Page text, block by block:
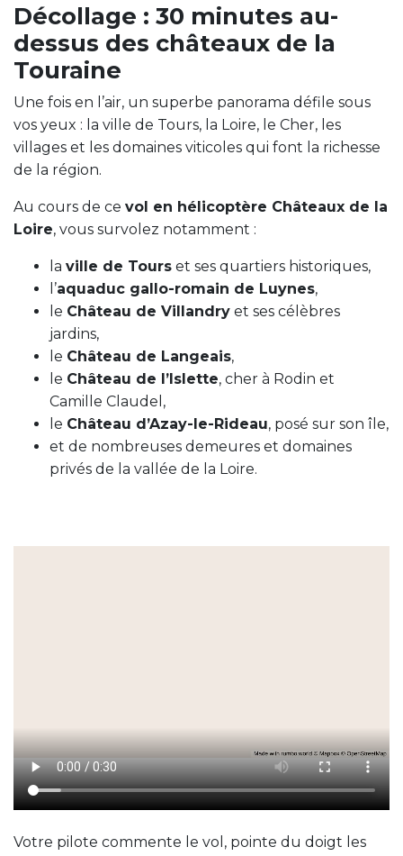
Décollage : 30 minutes au-
dessus des châteaux de la
Touraine
Une fois en l’air, un superbe panorama défile sous
vos yeux : la ville de Tours, la Loire, le Cher, les
villages et les domaines viticoles qui font la richesse
de la région.
Au cours de ce vol en hélicoptère Châteaux de la
Loire, vous survolez notamment :
la ville de Tours et ses quartiers historiques,
l’aquaduc gallo-romain de Luynes,
le Château de Villandry et ses célèbres
jardins,
le Château de Langeais,
le Château de l’Islette, cher à Rodin et
Camille Claudel,
le Château d’Azay-le-Rideau, posé sur son île,
et de nombreuses demeures et domaines
privés de la vallée de la Loire.
Votre pilote commente le vol, pointe du doigt les